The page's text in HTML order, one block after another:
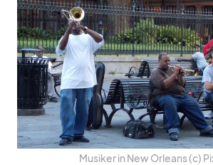
Mu­si­ker in New Or­leans (c)